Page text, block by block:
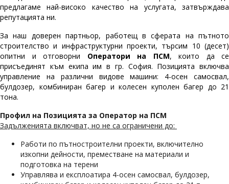
предлагаме най-високо качество на услугата, затвърждава
репутацията ни.
За наш доверен партньор, работещ в сферата на пътното
строителство и инфраструктурни проекти, търсим 10 (десет)
опитни и отговорни Оператори на ПСМ, които да се
присъединят към екипа им в гр. София. Позицията включва
управление на различни видове машини: 4-осен самосвал,
булдозер, комбиниран багер и колесен куполен багер до 21
тона.
Профил на Позицията за Оператор на ПСМ
Задълженията включват, но не са ограничени до:
Работи по пътностроителни проекти, включително
изкопни дейности, преместване на материали и
подготовка на терени
Управлява и експлоатира 4-осен самосвал, булдозер,